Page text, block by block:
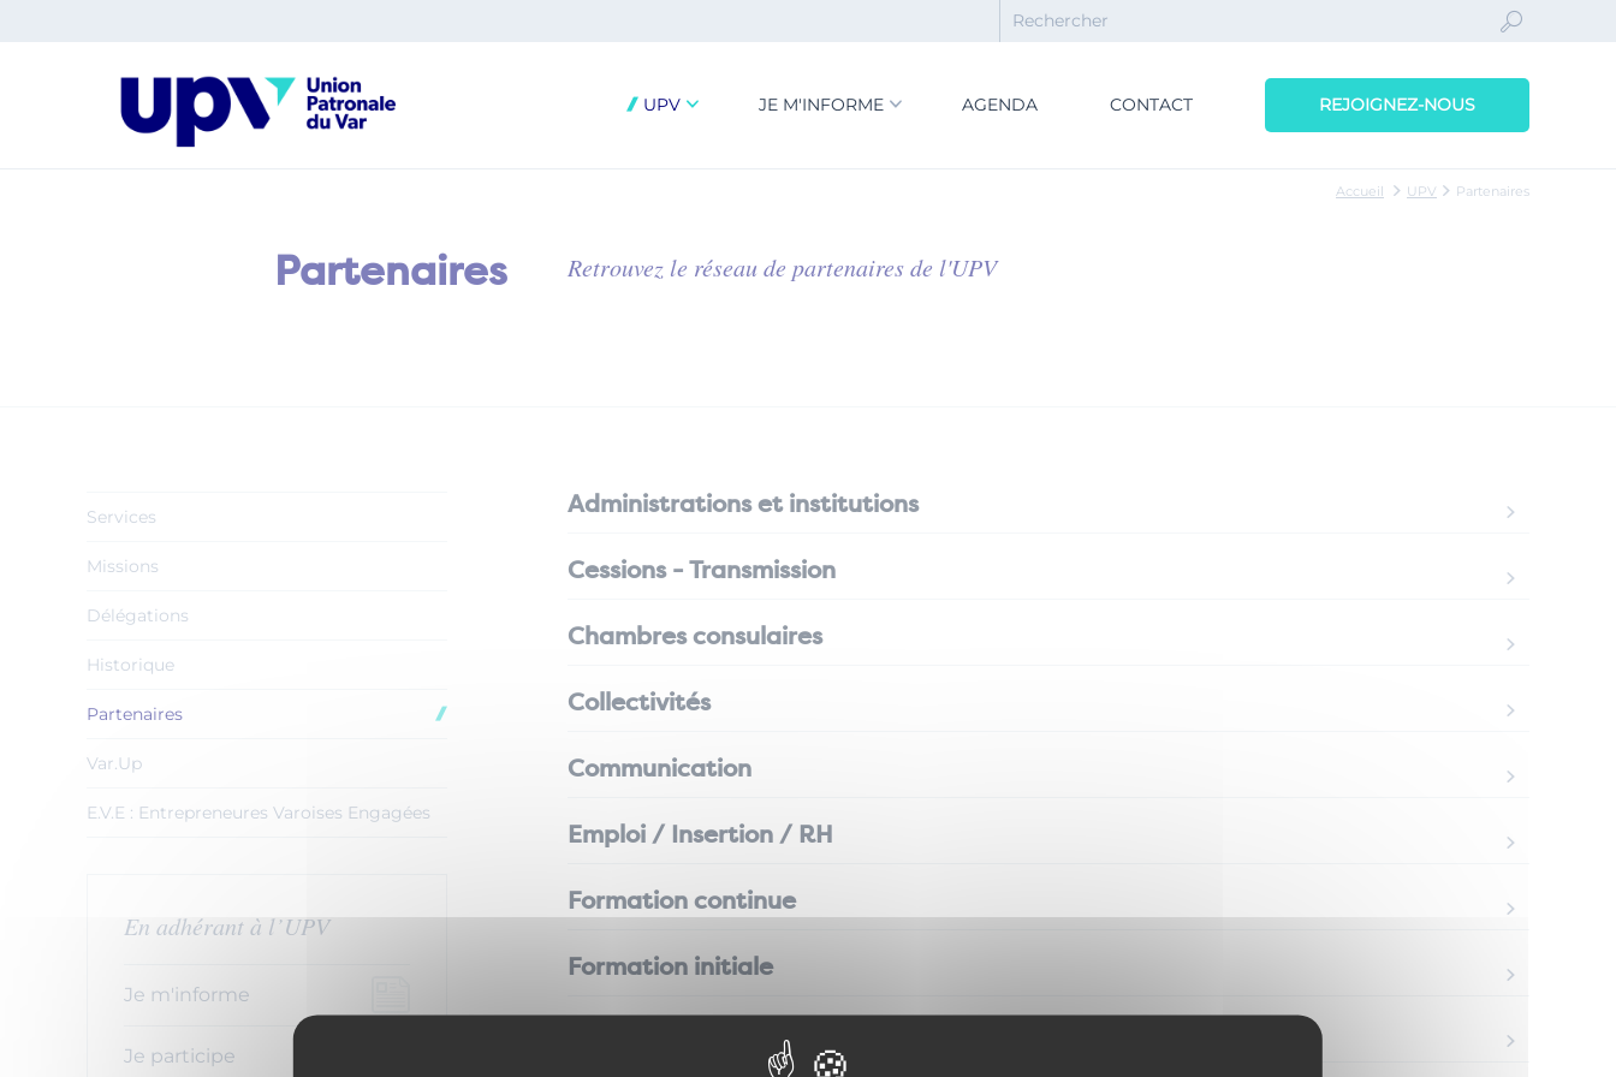
UPV JE M'INFORME AGENDA CONTACT REJOIGNEZ-NOUS
Accueil UPV Partenaires
Partenaires Retrouvez le réseau de partenaires de l'UPV
Administrations et institutions
Cessions - Transmission
Chambres consulaires
Collectivités
Communication
Emploi / Insertion / RH
Formation continue
Formation initiale
Groupements d'entreprises
Services
Missions
Délégations
Historique
Partenaires
Var.Up
E.V.E : Entrepreneures Varoises Engagées
En adhérant à l’UPV
Je m'informe
Je participe